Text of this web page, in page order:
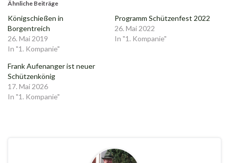
Ähnliche Beiträge
Königschießen in
Borgentreich
26. Mai 2019
In "1. Kompanie"
Programm Schützenfest 2022
26. Mai 2022
In "1. Kompanie"
Frank Aufenanger ist neuer
Schützenkönig
17. Mai 2026
In "1. Kompanie"